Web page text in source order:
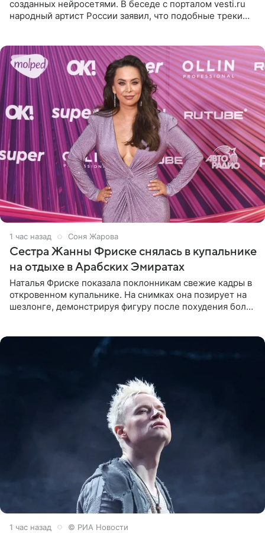
созданных нейросетями. В беседе с порталом vesti.ru
народный артист России заявил, что подобные треки
1 час назад Соня Жарова
Сестра Жанны Фриске снялась в купальнике
на отдыхе в Арабских Эмиратах
Наталья Фриске показала поклонникам свежие кадры в
откровенном купальнике. На снимках она позирует на
шезлонге, демонстрируя фигуру после похудения более
1 час назад © РИА Новости